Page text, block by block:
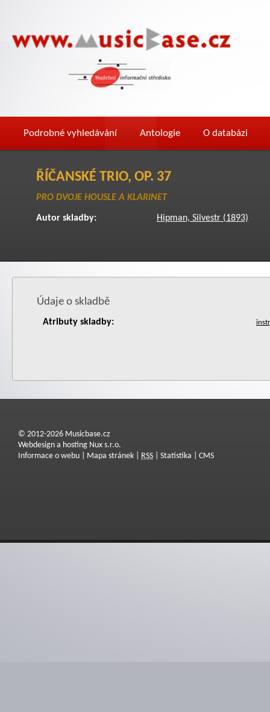
Podrobné vyhledávání Antologie O databázi
ŘÍČANSKÉ TRIO, OP. 37
PRO DVOJE HOUSLE A KLARINET
Autor skladby: Hipman, Silvestr (1893)
Údaje o skladbě
Atributy skladby:
© 2012-2026 Musicbase.cz
Webdesign a hosting Nux s.r.o.
Informace o webu
Mapa stránek RSS Statistika CMS